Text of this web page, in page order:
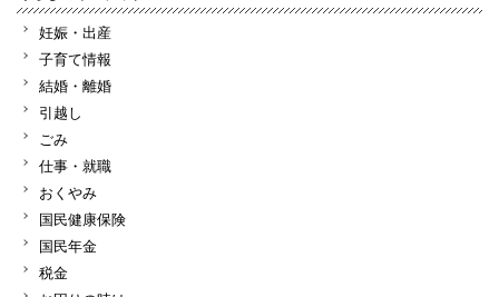
妊娠・出産
子育て情報
結婚・離婚
引越し
ごみ
仕事・就職
おくやみ
国民健康保険
国民年金
税金